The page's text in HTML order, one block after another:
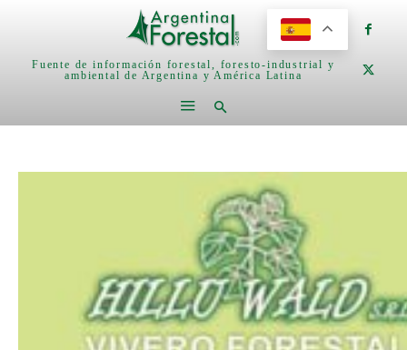
Fuente de información forestal, foresto-industrial y
ambiental de Argentina y América Latina